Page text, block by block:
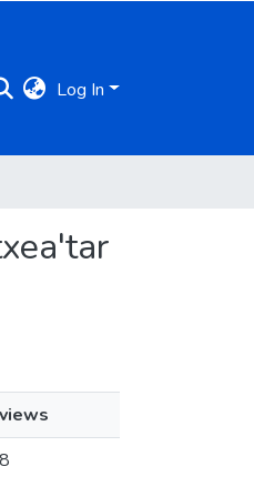
Log In
views
8